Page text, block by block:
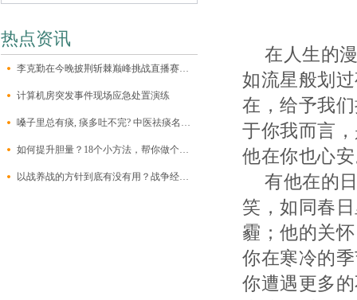
热点资讯
李克勤在今晚披荆斩棘巅峰挑战直播赛中演唱了《月半小夜曲》，好好听啊
计算机房突发事件现场应急处置演练
嗓子里总有痰, 痰多吐不完? 中医祛痰名方, 帮你清扫黄痰、黏痰!
如何提升胆量？18个小方法，帮你做个大胆人
以战养战的方针到底有没有用？战争经济学了解一下
在人生的
如流星般划
在，给予我
于你我而言
他在你也心
有他在的
笑，如同春
霾；他的关
你在寒冷的
你遭遇更多